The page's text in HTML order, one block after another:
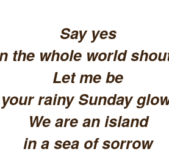
Say yes
the whole world
Let me be
your rainy Sunday
We are an island
in a sea of sorrow